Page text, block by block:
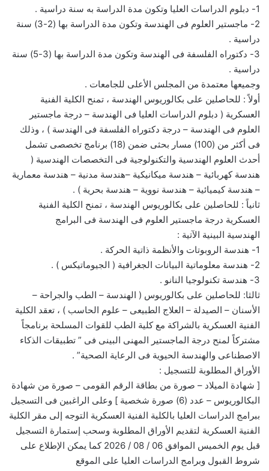
1- دبلوم الدراسات العليا وتكون مدة الدراسة به سنة دراسية .
2- ماجستير العلوم فى الهندسة وتكون مدة الدراسة بها (2-3) سنة
دراسية .
3- دكتوراه الفلسفة فى الهندسة وتكون مدة الدراسة بها (3-5) سنة
دراسية .
وجميعها معتمدة من المجلس الأعلى للجامعات .
أولاً : للحاصلين على بكالوريوس الهندسة ، تمنح الكلية الفنية
العسكرية ( دبلوم الدراسات العليا فى الهندسة – درجة ماجستير
العلوم فى الهندسة – درجة دكتوراه الفلسفة فى الهندسة ) ، وذلك
فى أكثر من (100) مسار بحثى ضمن (18) برنامج تخصصى تشمل
أحدث العلوم الهندسية والتكنولوجية فى التخصصات الهندسية (
هندسة كهربائية – هندسة ميكانيكية –هندسة مدنية – هندسة معمارية
– هندسة كيميائية – هندسة نووية – هندسة بحرية ) .
ثانياً : للحاصلين على بكالوريوس الهندسة ، تمنح الكلية الفنية
العسكرية درجة ماجستير العلوم فى الهندسة فى البرامج
الهندسية البينية الآتية :
1- هندسة الروبوتات والأنظمة ذاتية الحركة .
2- هندسة معلوماتية البيانات الجغرافية ( الجيوماتيكس ) .
3- هندسة تكنولوجيا النانو .
ثالثا: للحاصلين على بكالوريوس ( الهندسة – الطب والجراحة –
الأسنان – الصيدلة – العلاج الطبيعى – علوم الحاسب ) ، تعقد الكلية
الفنية العسكرية بالشراكة مع كلية الطب للقوات المسلحة برنامجاً
مشتركاً لمنح درجة الماجستير المهنى البينى فى ” تطبيقات الذكاء
الاصطناعى والهندسة الحيوية فى الرعاية الصحية” .
الأوراق المطلوبة للتسجيل :
[ شهادة الميلاد – صورة من بطاقة الرقم القومى – صورة من شهادة
البكالوريوس – عدد (6) صورة شخصية ] وعلى الراغبين فى التسجيل
ببرامج الدراسات العليا بالكلية الفنية العسكرية التوجه إلى مقر الكلية
الفنية العسكرية لتقديم الأوراق المطلوبة وسحب إستمارة التسجيل
قبل يوم الخميس الموافق 06 / 08 / 2026 كما يمكن الإطلاع على
شروط القبول وبرامج الدراسات العليا على الموقع